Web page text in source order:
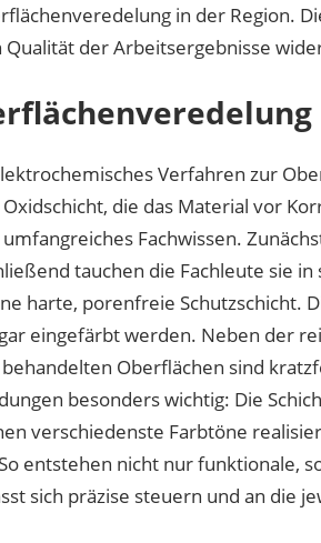
in der Region.
der Arbeitsergebnisse
Verfahren zur
die das Material vor
Fachwissen.
tauchen die Fachleute sie
harte, porenfreie Schutzschicht.
eingefärbt werden. Neben der
Oberflächen sind
besonders wichtig: Die
verschiedenste Farbtöne
entstehen nicht nur funktionale,
sich präzise steuern und an die